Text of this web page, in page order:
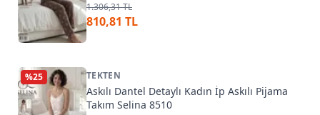
1.306,31 TL
810,81 TL
%25 TEKTEN
Askılı Dantel Detaylı Kadın İp Askılı Pijama
Takım Selina 8510